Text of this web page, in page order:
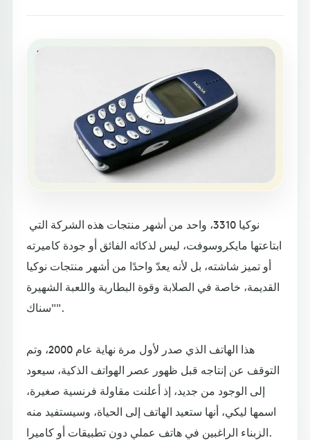
ابتاعتها مايكروسوفت، ليس لذكائه الفائق أو جودة كاميرته
أو تميز شاشته، بل لأنه يعدّ واحدًا من أشهر منتجات نوكيا
القديمة، خاصة في الصلابة وقوة البطارية واللعبة الشهيرة
"سناك".
هذا الهاتف الذي صدر لأول مرة نهاية عام 2000، وتم
التوقف عن إنتاجه قبل ظهور عصر الهواتف الذكية، سيعود
إلى الوجود من جديد، إذ أعلنت مقاولة فرنسية صغيرة،
اسمها ليكي، أنها ستعيد الهاتف إلى الحياة، وسيستفيد منه
الزبناء الراغبين في هاتف عملي دون تطبيقات أو كاميرا.